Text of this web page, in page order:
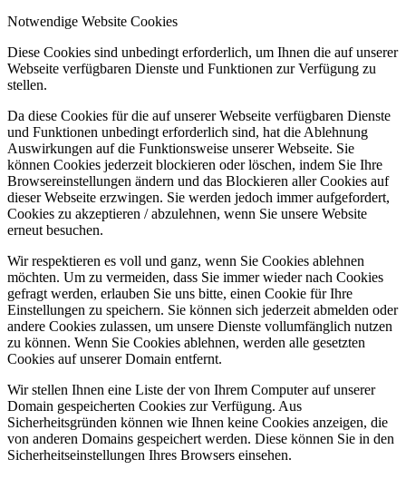
Notwendige Website Cookies
Diese Cookies sind unbedingt erforderlich, um Ihnen die auf unserer
Webseite verfügbaren Dienste und Funktionen zur Verfügung zu
stellen.
Da diese Cookies für die auf unserer Webseite verfügbaren Dienste
und Funktionen unbedingt erforderlich sind, hat die Ablehnung
Auswirkungen auf die Funktionsweise unserer Webseite. Sie
können Cookies jederzeit blockieren oder löschen, indem Sie Ihre
Browsereinstellungen ändern und das Blockieren aller Cookies auf
dieser Webseite erzwingen. Sie werden jedoch immer aufgefordert,
Cookies zu akzeptieren / abzulehnen, wenn Sie unsere Website
erneut besuchen.
Wir respektieren es voll und ganz, wenn Sie Cookies ablehnen
möchten. Um zu vermeiden, dass Sie immer wieder nach Cookies
gefragt werden, erlauben Sie uns bitte, einen Cookie für Ihre
Einstellungen zu speichern. Sie können sich jederzeit abmelden oder
andere Cookies zulassen, um unsere Dienste vollumfänglich nutzen
zu können. Wenn Sie Cookies ablehnen, werden alle gesetzten
Cookies auf unserer Domain entfernt.
Wir stellen Ihnen eine Liste der von Ihrem Computer auf unserer
Domain gespeicherten Cookies zur Verfügung. Aus
Sicherheitsgründen können wie Ihnen keine Cookies anzeigen, die
von anderen Domains gespeichert werden. Diese können Sie in den
Sicherheitseinstellungen Ihres Browsers einsehen.